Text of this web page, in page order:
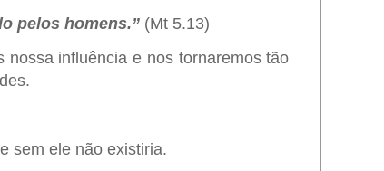
pelos homens.”(Mt 5.13)
nossa influência e nos tornaremos tão
sem ele não existiria.